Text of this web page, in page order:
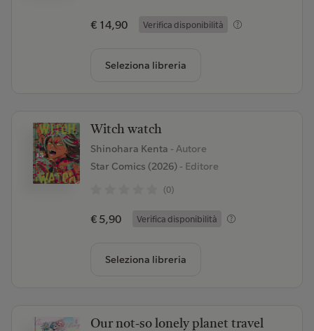
€ 14,90 Verifica disponibilità
Seleziona libreria
Witch watch
Shinohara Kenta - Autore
Star Comics (2026)- Editore
(0)
€ 5,90 Verifica disponibilità
Seleziona libreria
Our not-so lonely planet travel